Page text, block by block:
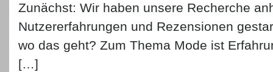
Zunächst: Wir haben unsere Recherche
Nutzererfahrungen und Rezensionen
wo das geht? Zum Thema Mode ist
[…]